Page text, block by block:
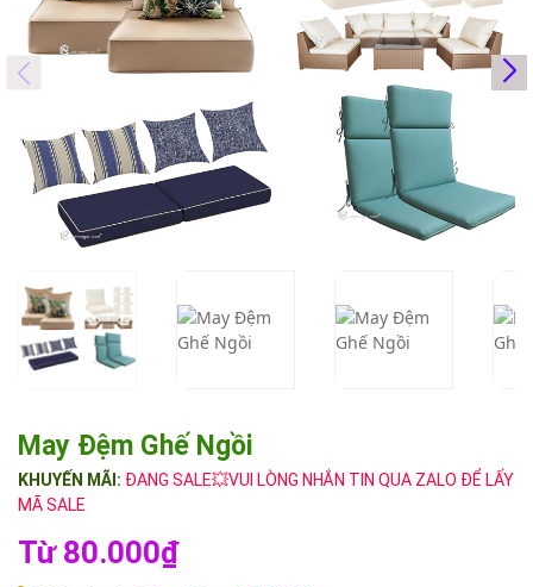
May Đệm Ghế Ngồi
KHUYẾN MÃI: ĐANG SALE💥VUI LÒNG NHẮN TIN QUA ZALO ĐỂ LẤY
MÃ SALE
Từ 80.000₫